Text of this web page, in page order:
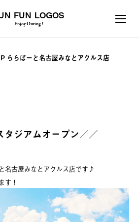
FUN LOGOS
Enjoy Outing !
ららぽーと名古屋みなとアクルス店
タジアムオープン／／
名古屋みなとアクルス店です♪
す！